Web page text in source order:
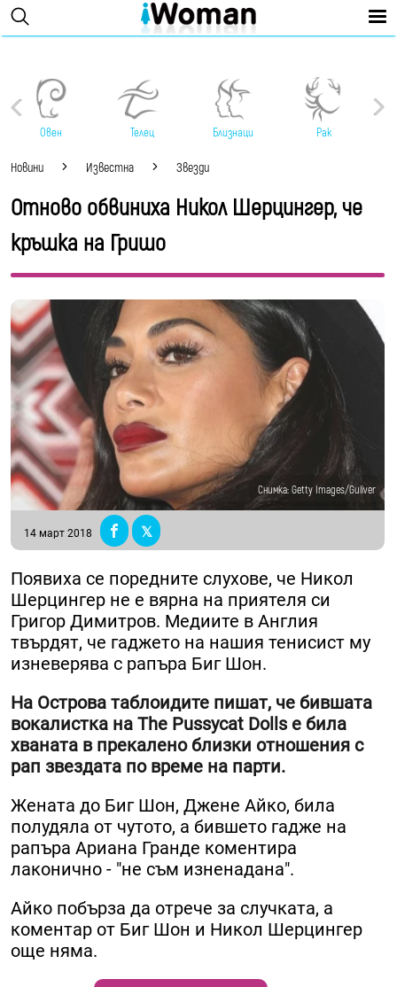
Овен Телец Близнаци Рак
Новини Известна Звезди
Отново обвиниха Никол Шерцингер, че
кръшка на Гришо
Снимка: Getty Images/Guliver
14 март 2018
Появиха се поредните слухове, че Никол
Шерцингер не е вярна на приятеля си
Григор Димитров. Медиите в Англия
твърдят, че гаджето на нашия тенисист му
изневерява с рапъра Биг Шон.
На Острова таблоидите пишат, че бившата
вокалистка на The Pussycat Dolls е била
хваната в прекалено близки отношения с
рап звездата по време на парти.
Жената до Биг Шон, Джене Айко, била
полудяла от чутото, а бившето гадже на
рапъра Ариана Гранде коментира
лаконично - "не съм изненадана".
Айко побърза да отрече за случката, а
коментар от Биг Шон и Никол Шерцингер
още няма.